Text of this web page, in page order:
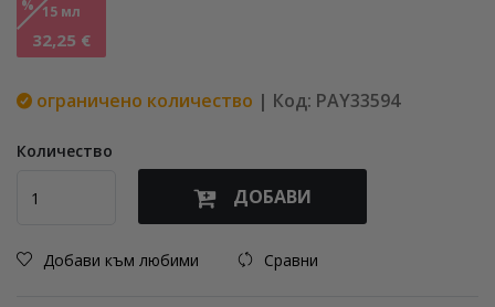
% 15 мл
32,25 €
ограничено количество | Код: PAY33594
Количество
ДОБАВИ
Добави към любими Сравни